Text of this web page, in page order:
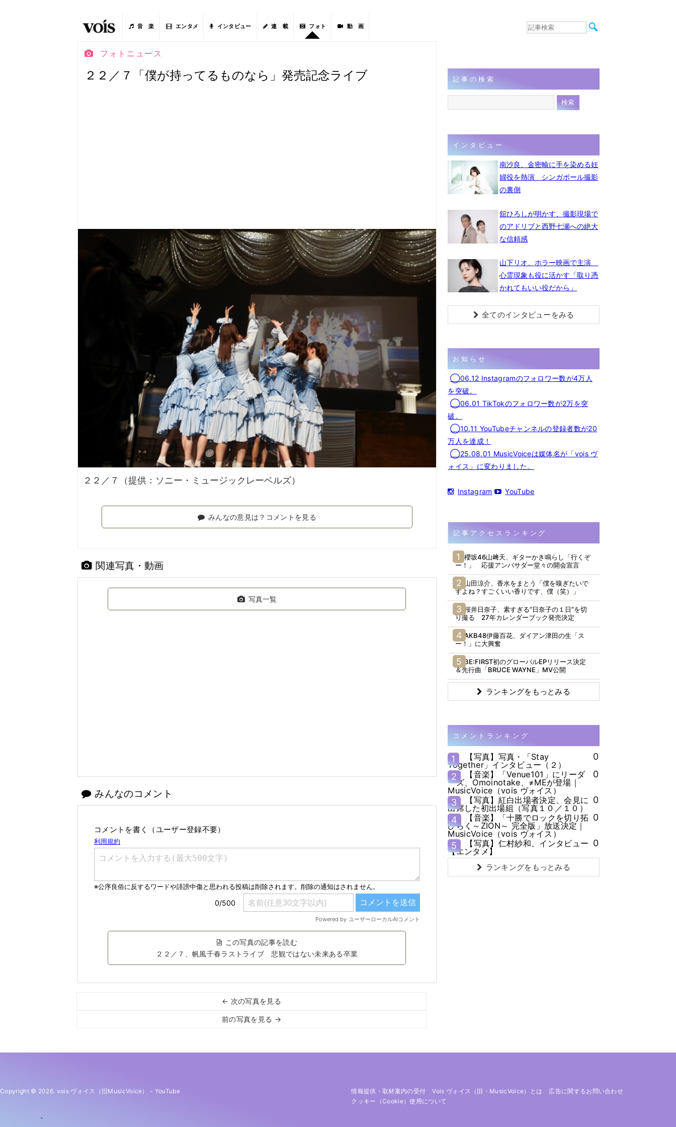
音 楽 エンタメ インタビュー 連 載 フォト 動 画
音楽
連載
フォト
フォトニュース
２２／７「僕が持ってるものなら」発売記念ライブ
２２／７（提供：ソニー・ミュージックレーベルズ）
みんなの意見は？コメントを見る
関連写真・動画
写真一覧
みんなのコメント
コメントを書く（ユーザー登録不要）
この写真の記事を読む
２２／７、帆風千春ラストライブ 悲観ではない未来ある卒業
← 次の写真を見る
前の写真を見る →
記事の検索
インタビュー
南沙良、金密輸に手を染める妊
婦役を熱演 シンガポール撮影
の裏側
舘ひろしが明かす、撮影現場で
のアドリブと西野七瀬への絶大
な信頼感
山下リオ、ホラー映画で主演
心霊現象も役に活かす「取り憑
かれてもいい役だから」
全てのインタビューをみる
お知らせ
◯06.12 Instagramのフォロワー数が4万人
を突破。
◯06.01 TikTokのフォロワー数が2万を突
破。
◯10.11 YouTubeチャンネルの登録者数が20
万人を達成！
◯25.08.01 MusicVoiceは媒体名が「vois ヴ
ォイス」に変わりました。
Instagram YouTube
記事アクセスランキング
櫻坂46山﨑天、ギターかき鳴らし「行くぞ
ー！」 応援アンバサダー堂々の開会宣言
山田涼介、香水をまとう「僕を嗅ぎたいで
すよね？すごくいい香りです、僕（笑）」
桜井日奈子、素すぎる“日奈子の１日”を切
り撮る 27年カレンダーブック発売決定
AKB48伊藤百花、ダイアン津田の生「ス
ー！」に大興奮
BE:FIRST初のグローバルEPリリース決定
＆先行曲「BRUCE WAYNE」MV公開
ランキングをもっとみる
コメントランキング
1
【写真】写真・「Stay
Together」インタビュー（２）
0
2
【音楽】「Venue101」にリーダ
ーズ、Omoinotake、≠MEが登場｜
MusicVoice（vois ヴォイス）
0
3
【写真】紅白出場者決定、会見に
出席した初出場組（写真１０／１０）
0
4
【音楽】「十勝でロックを切り拓
ひらく～ZION～ 完全版」放送決定｜
MusicVoice（vois ヴォイス）
0
5
【写真】仁村紗和、インタビュー
【エンタメ】
0
ランキングをもっとみる
Copyright © 2026. vois ヴォイス（旧MusicVoice） - YouTube 情報提供・取材案内の受付 Vois ヴォイス（旧・MusicVoice）とは
広告に関するお問い合わせ
クッキー（cookie）使用について
-